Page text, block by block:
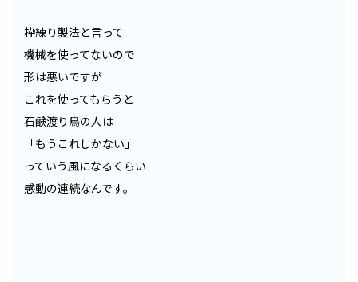
枠練り製法と言って
機械を使ってないので
形は悪いですが
これを使ってもらうと
石鹸渡り鳥の人は
「もうこれしかない」
っていう風になるくらい
感動の連続なんです。